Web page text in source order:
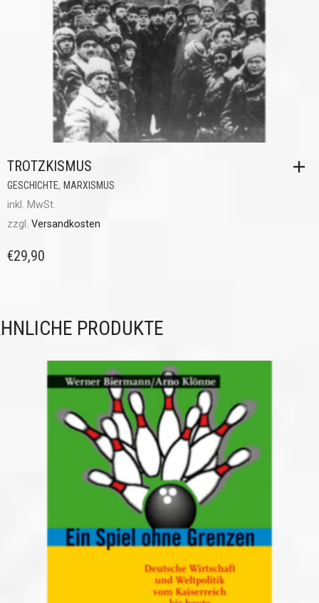
TROTZKISMUS
GESCHICHTE, MARXISMUS
inkl. MwSt.
zzgl. Versandkosten
€29,90
PRODUKTE